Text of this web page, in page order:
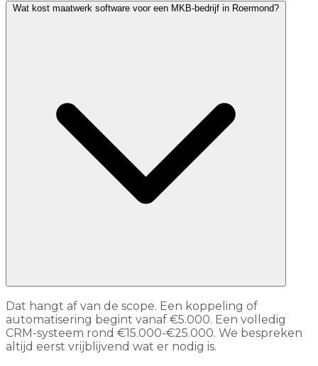
Wat kost maatwerk software voor een MKB-bedrijf in Roermond?
Dat hangt af van de scope. Een koppeling of
automatisering begint vanaf €5.000. Een volledig
CRM-systeem rond €15.000-€25.000. We bespreken
altijd eerst vrijblijvend wat er nodig is.